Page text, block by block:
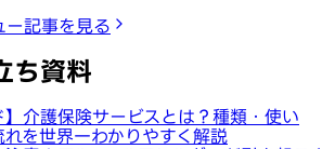
ー記事を見る
ち資料
】介護保険サービスとは？種類・使い
を世界一わかりやすく解説